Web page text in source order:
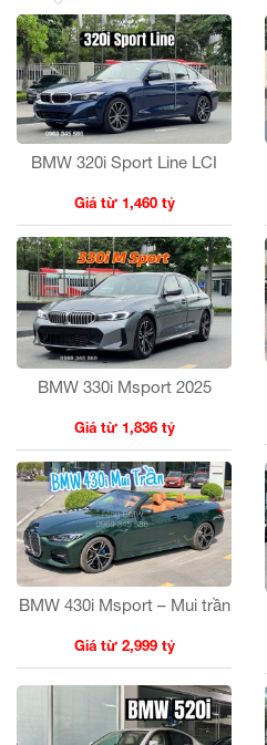
BMW 320i Sport Line LCI
Giá từ 1,460 tỷ
BMW 330i Msport 2025
Giá từ 1,836 tỷ
BMW 430i Msport – Mui trần
Giá từ 2,999 tỷ